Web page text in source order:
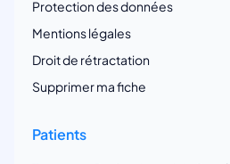
Protection des données
Mentions légales
Droit de rétractation
Supprimer ma fiche
Patients